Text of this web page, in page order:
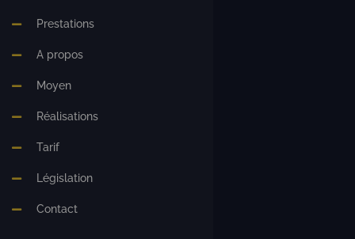
Prestations
A propos
Moyen
Réalisations
Tarif
Législation
Contact